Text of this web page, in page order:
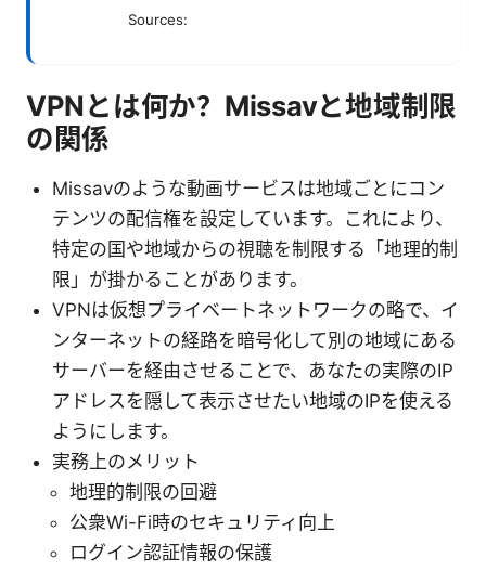
Sources:
VPNとは何か？Missavと地域制限
の関係
Missavのような動画サービスは地域ごとにコン
テンツの配信権を設定しています。これにより、
特定の国や地域からの視聴を制限する「地理的制
限」が掛かることがあります。
VPNは仮想プライベートネットワークの略で、イ
ンターネットの経路を暗号化して別の地域にある
サーバーを経由させることで、あなたの実際のIP
アドレスを隠して表示させたい地域のIPを使える
ようにします。
実務上のメリット
地理的制限の回避
公衆Wi-Fi時のセキュリティ向上
ログイン認証情報の保護